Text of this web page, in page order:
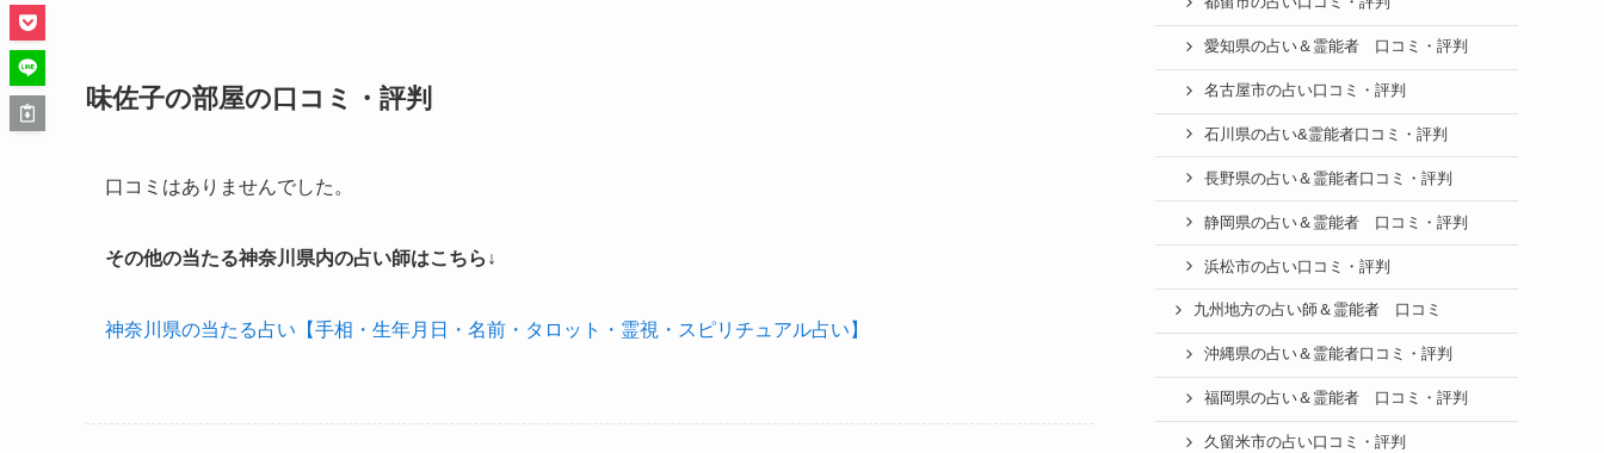
味佐子の部屋の口コミ・評判
口コミはありませんでした。
その他の当たる神奈川県内の占い師はこちら↓
神奈川県の当たる占い【手相・生年月日・名前・タロット・霊視・スピリチュアル占い】
愛知県の占い＆霊能者 口コミ・評判
名古屋市の占い口コミ・評判
石川県の占い&霊能者口コミ・評判
長野県の占い＆霊能者口コミ・評判
静岡県の占い＆霊能者 口コミ・評判
浜松市の占い口コミ・評判
九州地方の占い師＆霊能者 口コミ
沖縄県の占い＆霊能者口コミ・評判
福岡県の占い＆霊能者 口コミ・評判
久留米市の占い口コミ・評判